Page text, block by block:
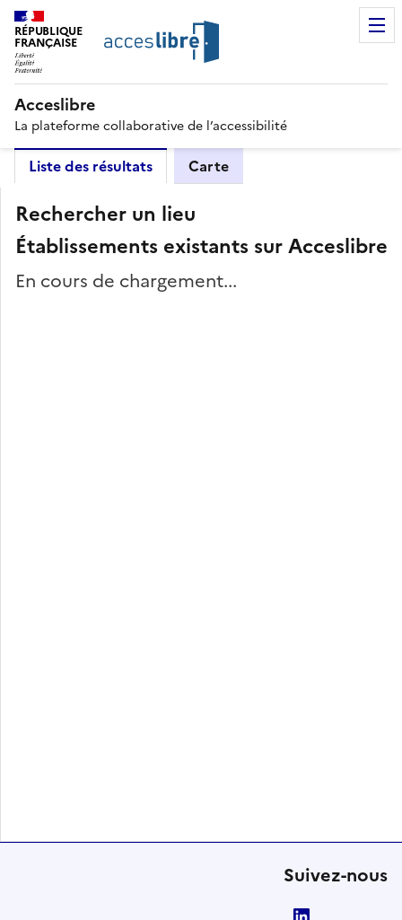
RÉPUBLIQUE
FRANÇAISE
Acceslibre
La plateforme collaborative de l’accessibilité
Liste des résultats Carte
Rechercher un lieu
Établissements existants sur Acceslibre
En cours de chargement...
Suivez-nous